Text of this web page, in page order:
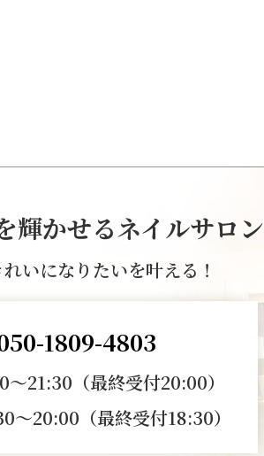
輝かせるネイルサロン
いになりたいを叶える！
1809-4803
21:30（最終受付20:00）
～20:00（最終受付18:30）